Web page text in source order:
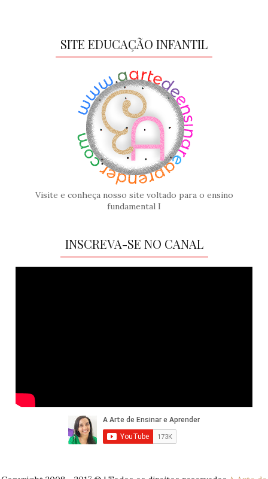
SITE EDUCAÇÃO INFANTIL
Visite e conheça nosso site voltado para o ensino
fundamental I
INSCREVA-SE NO CANAL